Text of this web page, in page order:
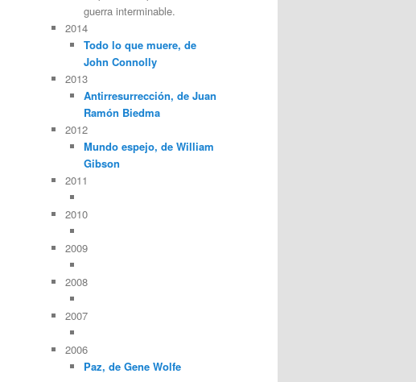
guerra interminable.
2014
Todo lo que muere, de
John Connolly
2013
Antirresurrección, de Juan
Ramón Biedma
2012
Mundo espejo, de William
Gibson
2011
2010
2009
2008
2007
2006
Paz, de Gene Wolfe